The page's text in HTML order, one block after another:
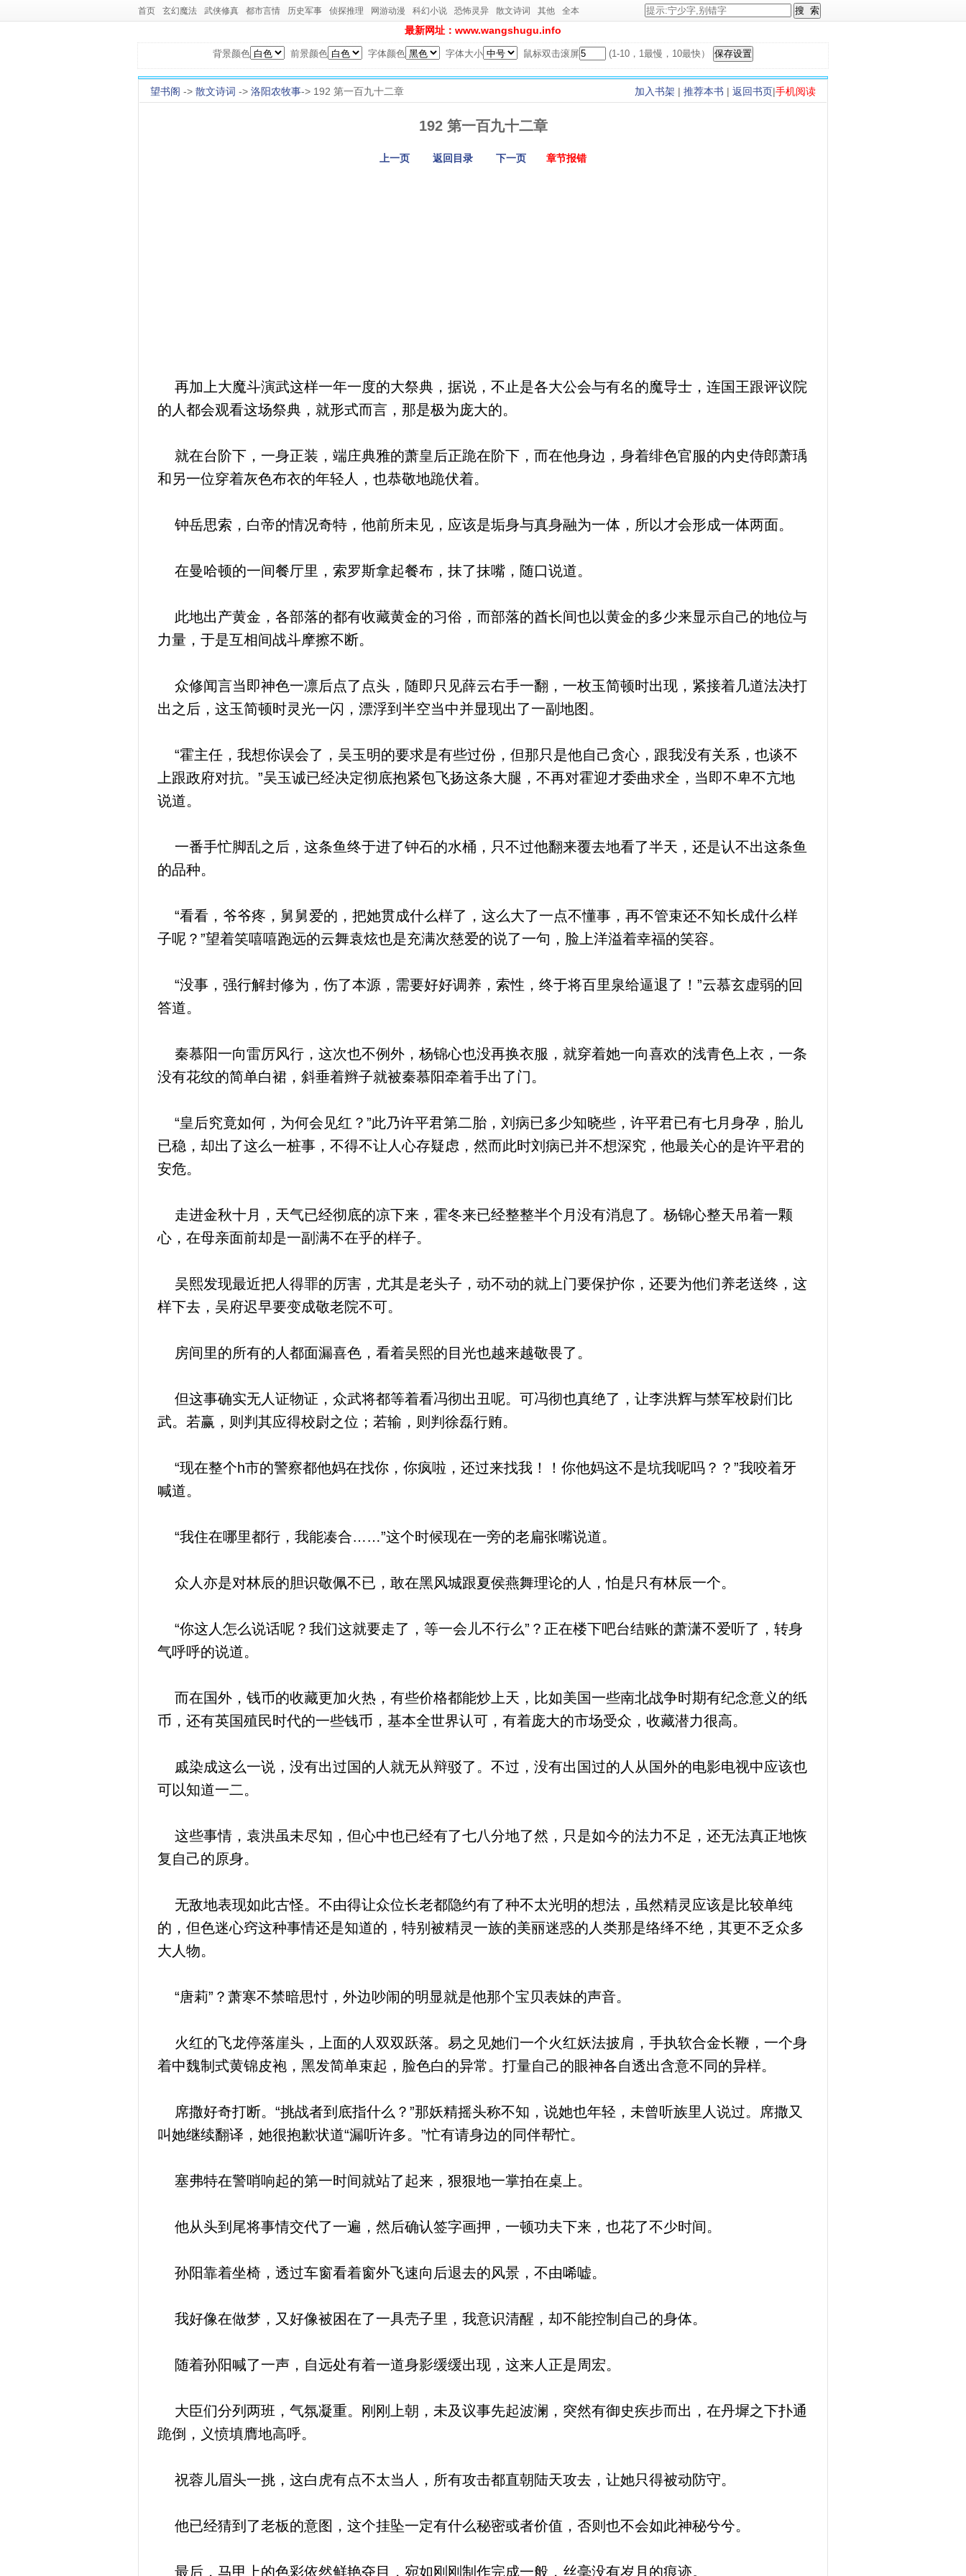
首页 玄幻魔法 武侠修真 都市言情 历史军事 侦探推理 网游动漫 科幻小说 恐怖灵异 散文诗词 其他 全本
最新网址：www.wangshugu.info
背景颜色 前景颜色 字体颜色 字体大小 鼠标双击滚屏 (1-10，1最慢，10最快）
加入书架 | 推荐本书 | 返回书页|手机阅读
望书阁 -> 散文诗词 -> 洛阳农牧事-> 192 第一百九十二章
192 第一百九十二章
上一页 返回目录 下一页 章节报错
再加上大魔斗演武这样一年一度的大祭典，据说，不止是各大公会与有名的魔导士，连国王跟评议院
的人都会观看这场祭典，就形式而言，那是极为庞大的。
就在台阶下，一身正装，端庄典雅的萧皇后正跪在阶下，而在他身边，身着绯色官服的内史侍郎萧瑀
和另一位穿着灰色布衣的年轻人，也恭敬地跪伏着。
钟岳思索，白帝的情况奇特，他前所未见，应该是垢身与真身融为一体，所以才会形成一体两面。
在曼哈顿的一间餐厅里，索罗斯拿起餐布，抹了抹嘴，随口说道。
此地出产黄金，各部落的都有收藏黄金的习俗，而部落的酋长间也以黄金的多少来显示自己的地位与
力量，于是互相间战斗摩擦不断。
众修闻言当即神色一凛后点了点头，随即只见薛云右手一翻，一枚玉简顿时出现，紧接着几道法决打
出之后，这玉简顿时灵光一闪，漂浮到半空当中并显现出了一副地图。
“霍主任，我想你误会了，吴玉明的要求是有些过份，但那只是他自己贪心，跟我没有关系，也谈不
上跟政府对抗。”吴玉诚已经决定彻底抱紧包飞扬这条大腿，不再对霍迎才委曲求全，当即不卑不亢地
说道。
一番手忙脚乱之后，这条鱼终于进了钟石的水桶，只不过他翻来覆去地看了半天，还是认不出这条鱼
的品种。
“看看，爷爷疼，舅舅爱的，把她贯成什么样了，这么大了一点不懂事，再不管束还不知长成什么样
子呢？”望着笑嘻嘻跑远的云舞袁炫也是充满次慈爱的说了一句，脸上洋溢着幸福的笑容。
“没事，强行解封修为，伤了本源，需要好好调养，索性，终于将百里泉给逼退了！”云慕玄虚弱的回
答道。
秦慕阳一向雷厉风行，这次也不例外，杨锦心也没再换衣服，就穿着她一向喜欢的浅青色上衣，一条
没有花纹的简单白裙，斜垂着辫子就被秦慕阳牵着手出了门。
“皇后究竟如何，为何会见红？”此乃许平君第二胎，刘病已多少知晓些，许平君已有七月身孕，胎儿
已稳，却出了这么一桩事，不得不让人心存疑虑，然而此时刘病已并不想深究，他最关心的是许平君的
安危。
走进金秋十月，天气已经彻底的凉下来，霍冬来已经整整半个月没有消息了。杨锦心整天吊着一颗
心，在母亲面前却是一副满不在乎的样子。
吴熙发现最近把人得罪的厉害，尤其是老头子，动不动的就上门要保护你，还要为他们养老送终，这
样下去，吴府迟早要变成敬老院不可。
房间里的所有的人都面漏喜色，看着吴熙的目光也越来越敬畏了。
但这事确实无人证物证，众武将都等着看冯彻出丑呢。可冯彻也真绝了，让李洪辉与禁军校尉们比
武。若赢，则判其应得校尉之位；若输，则判徐磊行贿。
“现在整个h市的警察都他妈在找你，你疯啦，还过来找我！！你他妈这不是坑我呢吗？？”我咬着牙
喊道。
“我住在哪里都行，我能凑合……”这个时候现在一旁的老扁张嘴说道。
众人亦是对林辰的胆识敬佩不已，敢在黑风城跟夏侯燕舞理论的人，怕是只有林辰一个。
“你这人怎么说话呢？我们这就要走了，等一会儿不行么”？正在楼下吧台结账的萧潇不爱听了，转身
气呼呼的说道。
而在国外，钱币的收藏更加火热，有些价格都能炒上天，比如美国一些南北战争时期有纪念意义的纸
币，还有英国殖民时代的一些钱币，基本全世界认可，有着庞大的市场受众，收藏潜力很高。
戚染成这么一说，没有出过国的人就无从辩驳了。不过，没有出国过的人从国外的电影电视中应该也
可以知道一二。
这些事情，袁洪虽未尽知，但心中也已经有了七八分地了然，只是如今的法力不足，还无法真正地恢
复自己的原身。
无敌地表现如此古怪。不由得让众位长老都隐约有了种不太光明的想法，虽然精灵应该是比较单纯
的，但色迷心窍这种事情还是知道的，特别被精灵一族的美丽迷惑的人类那是络绎不绝，其更不乏众多
大人物。
“唐莉”？萧寒不禁暗思忖，外边吵闹的明显就是他那个宝贝表妹的声音。
火红的飞龙停落崖头，上面的人双双跃落。易之见她们一个火红妖法披肩，手执软合金长鞭，一个身
着中魏制式黄锦皮袍，黑发简单束起，脸色白的异常。打量自己的眼神各自透出含意不同的异样。
席撒好奇打断。“挑战者到底指什么？”那妖精摇头称不知，说她也年轻，未曾听族里人说过。席撒又
叫她继续翻译，她很抱歉状道“漏听许多。”忙有请身边的同伴帮忙。
塞弗特在警哨响起的第一时间就站了起来，狠狠地一掌拍在桌上。
他从头到尾将事情交代了一遍，然后确认签字画押，一顿功夫下来，也花了不少时间。
孙阳靠着坐椅，透过车窗看着窗外飞速向后退去的风景，不由唏嘘。
我好像在做梦，又好像被困在了一具壳子里，我意识清醒，却不能控制自己的身体。
随着孙阳喊了一声，自远处有着一道身影缓缓出现，这来人正是周宏。
大臣们分列两班，气氛凝重。刚刚上朝，未及议事先起波澜，突然有御史疾步而出，在丹墀之下扑通
跪倒，义愤填膺地高呼。
祝蓉儿眉头一挑，这白虎有点不太当人，所有攻击都直朝陆天攻去，让她只得被动防守。
他已经猜到了老板的意图，这个挂坠一定有什么秘密或者价值，否则也不会如此神秘兮兮。
最后，马甲上的色彩依然鲜艳夺目，宛如刚刚制作完成一般，丝毫没有岁月的痕迹。